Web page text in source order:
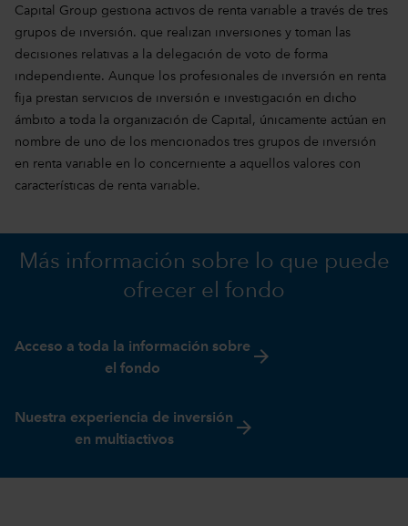
Capital Group gestiona activos de renta variable a través de tres
grupos de inversión. que realizan inversiones y toman las
decisiones relativas a la delegación de voto de forma
independiente. Aunque los profesionales de inversión en renta
fija prestan servicios de inversión e investigación en dicho
ámbito a toda la organización de Capital, únicamente actúan en
nombre de uno de los mencionados tres grupos de inversión
en renta variable en lo concerniente a aquellos valores con
características de renta variable.
Más información sobre lo que puede
ofrecer el fondo
Acceso a toda la información sobre
el fondo
arrow_forward
Nuestra experiencia de inversión
en multiactivos
arrow_forward